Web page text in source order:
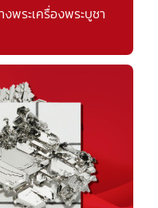
พระเครื่องพระบูชา